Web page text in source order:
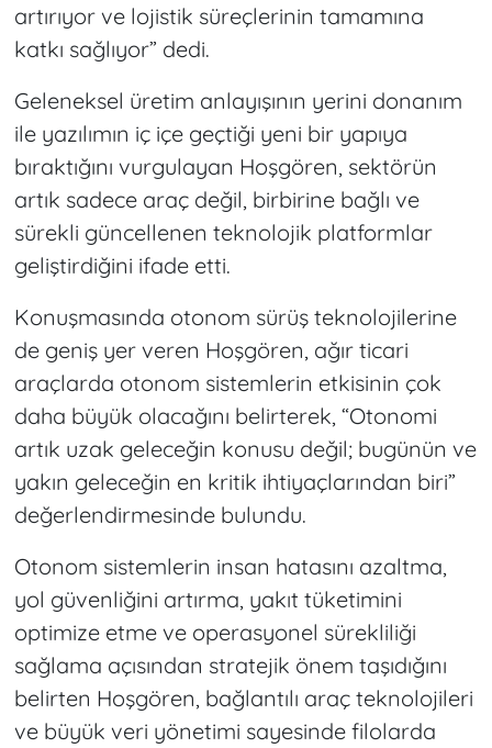
artırıyor ve lojistik süreçlerinin tamamına
katkı sağlıyor” dedi.
Geleneksel üretim anlayışının yerini donanım
ile yazılımın iç içe geçtiği yeni bir yapıya
bıraktığını vurgulayan Hoşgören, sektörün
artık sadece araç değil, birbirine bağlı ve
sürekli güncellenen teknolojik platformlar
geliştirdiğini ifade etti.
Konuşmasında otonom sürüş teknolojilerine
de geniş yer veren Hoşgören, ağır ticari
araçlarda otonom sistemlerin etkisinin çok
daha büyük olacağını belirterek, “Otonomi
artık uzak geleceğin konusu değil; bugünün ve
yakın geleceğin en kritik ihtiyaçlarından biri”
değerlendirmesinde bulundu.
Otonom sistemlerin insan hatasını azaltma,
yol güvenliğini artırma, yakıt tüketimini
optimize etme ve operasyonel sürekliliği
sağlama açısından stratejik önem taşıdığını
belirten Hoşgören, bağlantılı araç teknolojileri
ve büyük veri yönetimi sayesinde filolarda